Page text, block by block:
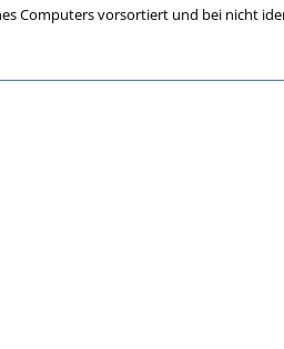
Computers vorsortiert und bei nicht